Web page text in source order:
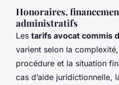
Honoraires,
administratifs
Les tarifs avocat commis
varient selon la
procédure et la situation
cas d’aide juridictionnelle,